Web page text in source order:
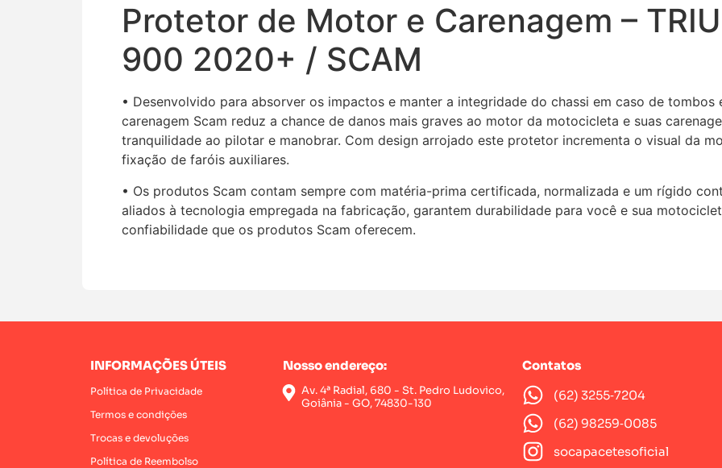
Protetor de Motor e Carenagem –
900 2020+ / SCAM
• Desenvolvido para absorver os impactos e manter a integridade do chassi em caso de
carenagem Scam reduz a chance de danos mais graves ao motor da motocicleta e suas
tranquilidade ao pilotar e manobrar. Com design arrojado este protetor incrementa o visual da
fixação de faróis auxiliares.
• Os produtos Scam contam sempre com matéria-prima certificada, normalizada e um rígido
aliados à tecnologia empregada na fabricação, garantem durabilidade para você e sua
confiabilidade que os produtos Scam oferecem.
INFORMAÇÕES ÚTEIS
Política de Privacidade
Termos e condições
Trocas e devoluções
Política de Reembolso
Nosso endereço:
Av. 4ª Radial, 680 - St. Pedro Ludovico,
Goiânia - GO, 74830-130
Contatos
(62) 3255‑7204‬
(62) 98259‑0085‬
socapacetesoficial